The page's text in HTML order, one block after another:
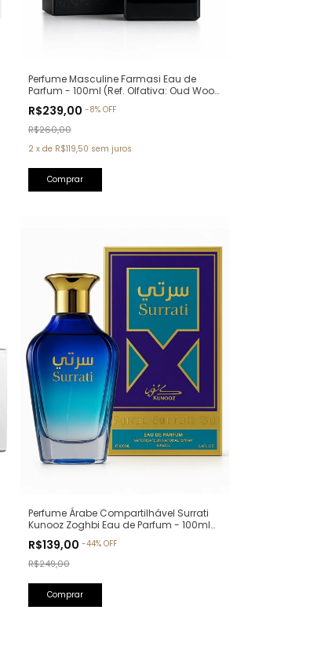
Perfume Masculine Farmasi Eau de
Parfum - 100ml (Ref. Olfativa: Oud Wood
R$239,00 -8% OFF
R$260,00
2 x de R$119,50 sem juros
Perfume Árabe Compartilhável Surrati
Kunooz Zoghbi Eau de Parfum - 100ml
R$139,00 -44% OFF
R$249,00